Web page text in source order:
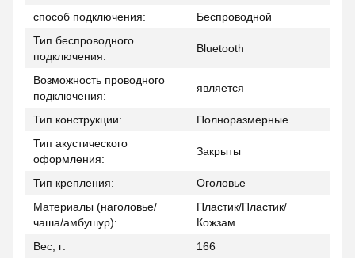
способ подключения:
Беспроводной
Тип беспроводного
подключения:
Bluetooth
Возможность проводного
подключения:
является
Тип конструкции:
Полноразмерные
Тип акустического
оформления:
Закрыты
Тип крепления:
Оголовье
Материалы (наголовье/
чаша/амбушур):
Пластик/Пластик/
Кожзам
Вес, г:
166